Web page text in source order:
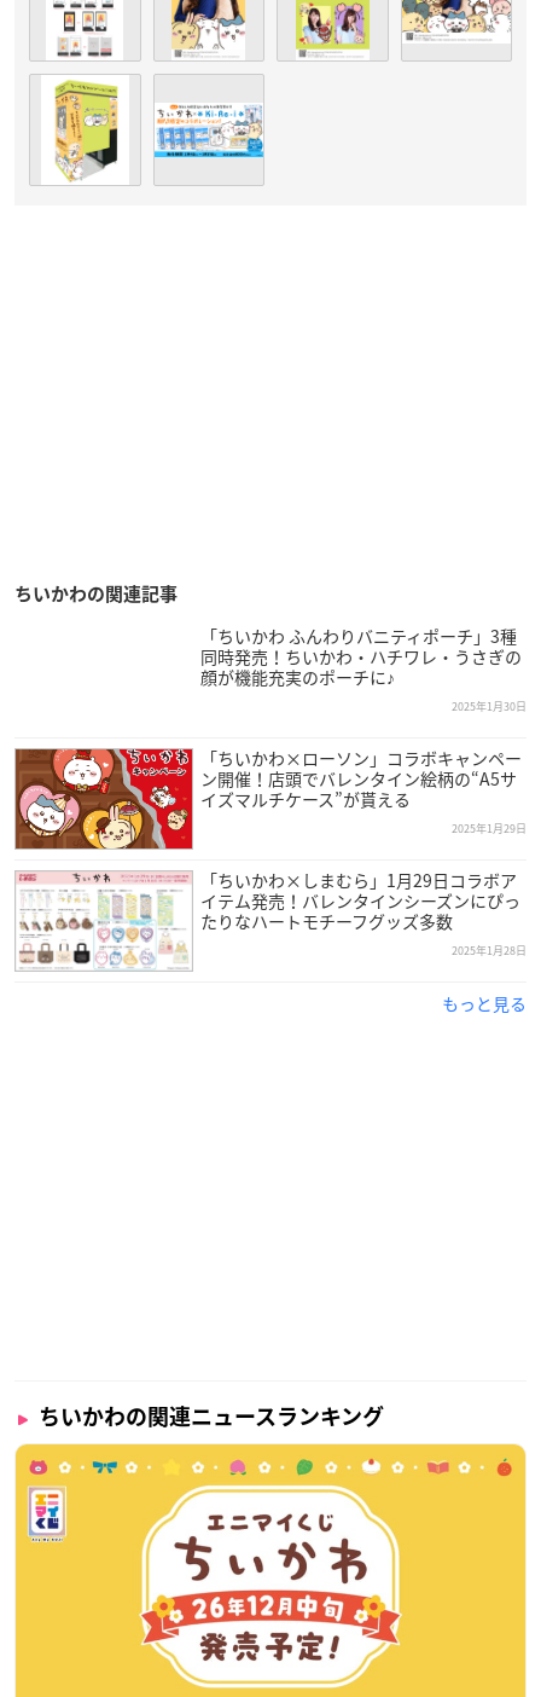
ちいかわの関連記事
「ちいかわ ふんわりバニティポーチ」3種
同時発売！ちいかわ・ハチワレ・うさぎの
顔が機能充実のポーチに♪
2025年1月30日
「ちいかわ×ローソン」コラボキャンペー
ン開催！店頭でバレンタイン絵柄の“A5サ
イズマルチケース”が貰える
2025年1月29日
「ちいかわ×しまむら」1月29日コラボア
イテム発売！バレンタインシーズンにぴっ
たりなハートモチーフグッズ多数
2025年1月28日
もっと見る
ちいかわの関連ニュースランキング